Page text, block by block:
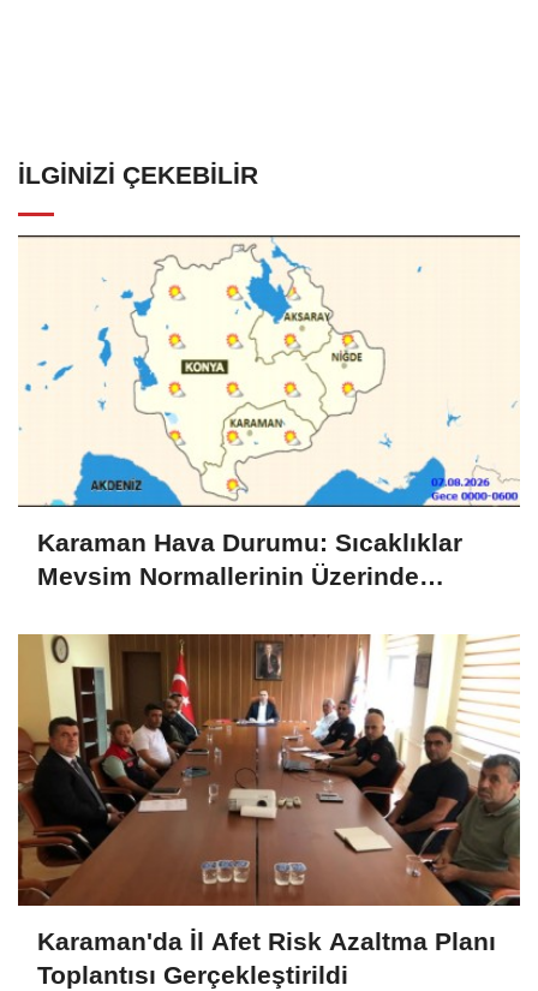
İLGINIZI ÇEKEBILIR
Karaman Hava Durumu: Sıcaklıklar
Mevsim Normallerinin Üzerinde
Karaman'da İl Afet Risk Azaltma Planı
Toplantısı Gerçekleştirildi